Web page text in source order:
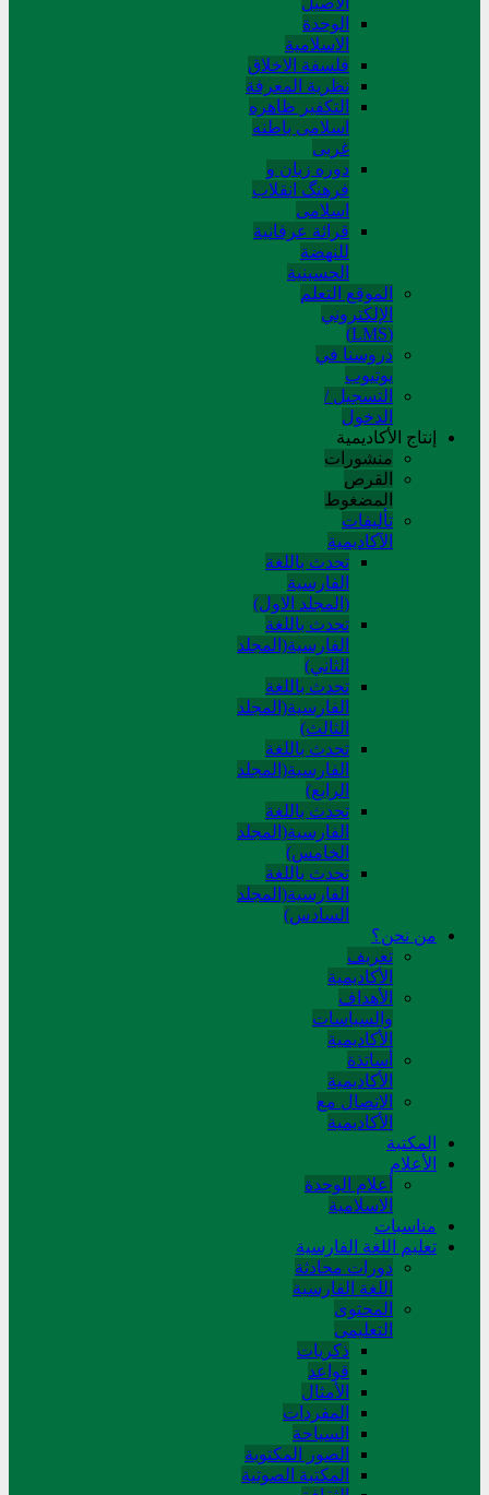
الوحدة
الاسلامیة
فلسفة الاخلاق
نظریة المعرفة
التکفیر ظاهره
اسلامی باطنه
غربی
دوره زبان و
فرهنگ انقلاب
اسلامی
قرائة عرفانیة
للنهضة
الحسینیة
الموقع التعلم
الإلکتروني
(LMS)
دروسنا في
يوتيوب
التسجيل /
الدخول
إنتاج الأكاديمية
منشورات
القرص
المضغوط
تألیفات
الآکادیمیة
تحدث باللغة
الفارسية
(المجلد الاول)
تحدث باللغة
الفارسية(المجلد
الثاني)
تحدث باللغة
الفارسية(المجلد
الثالث)
تحدث باللغة
الفارسية(المجلد
الرابع)
تحدث باللغة
الفارسية(المجلد
الخامس)
تحدث باللغة
الفارسية(المجلد
السادس)
من نحن؟
تعريف
الأكاديمية
الأهداف
والسياسات
الأكاديمية
أساتذة
الأكاديمية
الاتصال مع
الأكاديمية
المکتبة
الأعلام
أعلام الوحدة
الاسلامية
مناسبات
تعلیم اللغة الفارسیة
دورات محادثة
اللغة الفارسیة
المحتوی
التعلیمی
ذکریات
قواعد
الأمثال
المفردات
السیاحة
الصور المکتوبة
المکتبة الصوتیة